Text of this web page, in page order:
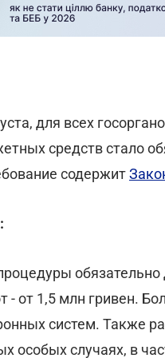
для всех
средств стало
содержит
обязательно
- от 1,5 млн гривен.
систем. Также
особых случаях, в